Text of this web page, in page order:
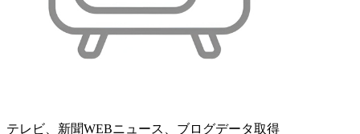
テレビ、新聞WEBニュース、ブログデータ取得